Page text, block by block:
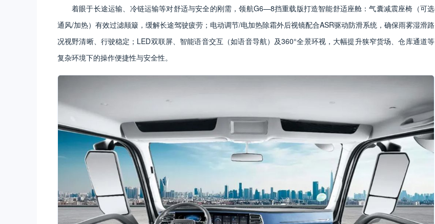
着眼于长途运输、冷链运输等对舒适与安全的刚需，领航G6—8挡重载版打造智能舒适座舱：气囊减震座椅（可选
通风/加热）有效过滤颠簸，缓解长途驾驶疲劳；电动调节/电加热除霜外后视镜配合ASR驱动防滑系统，确保雨雾湿滑路
况视野清晰、行驶稳定；LED双联屏、智能语音交互（如语音导航）及360°全景环视，大幅提升狭窄货场、仓库通道等
复杂环境下的操作便捷性与安全性。